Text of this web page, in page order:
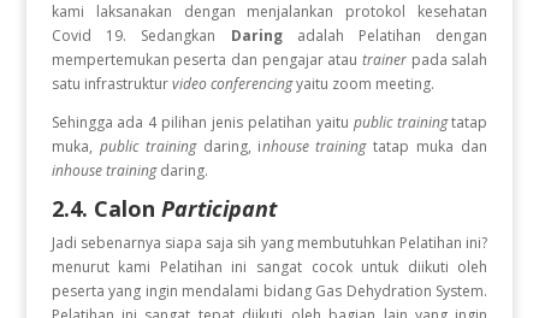
kami laksanakan dengan menjalankan protokol kesehatan
Covid 19. Sedangkan Daring adalah Pelatihan dengan
mempertemukan peserta dan pengajar atautrainer pada salah
satu infrastrukturvideo conferencingyaitu zoom meeting.
Sehingga ada 4 pilihan jenis pelatihan yaitu public trainingtatap
muka, public trainingdaring, inhouse trainingtatap muka dan
inhouse trainingdaring.
2.4. Calon Participant
Jadi sebenarnya siapa saja sih yang membutuhkan Pelatihan ini?
menurut kami Pelatihan ini sangat cocok untuk diikuti oleh
peserta yang ingin mendalami bidang Gas Dehydration System.